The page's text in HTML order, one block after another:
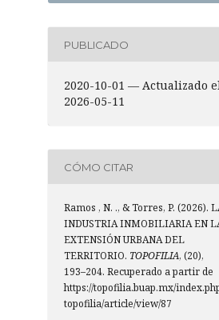
PUBLICADO
2020-10-01 — Actualizado
2026-05-11
CÓMO CITAR
Ramos , N. ., & Torres, P. (2026).
INDUSTRIA INMOBILIARIA EN
EXTENSIÓN URBANA DEL
TERRITORIO. TOPOFILIA, (20),
193–204. Recuperado a partir de
https://topofilia.buap.mx/
topofilia/article/view/87